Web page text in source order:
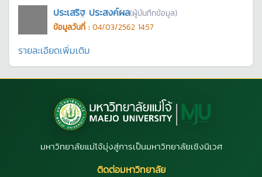
ประเสริฐ ประสงค์ผล(ผู้บันทึกข้อมูล)
ข้อมูลวันที่ : 04/03/2562 14:57
รายละเอียดเพิ่มเติม
มหาวิทยาลัยแม่โจ้มุ่งสู่การเป็นมหาวิทยาลัยเชิงนิเวศ
ติดต่อมหาวิทยาลัย